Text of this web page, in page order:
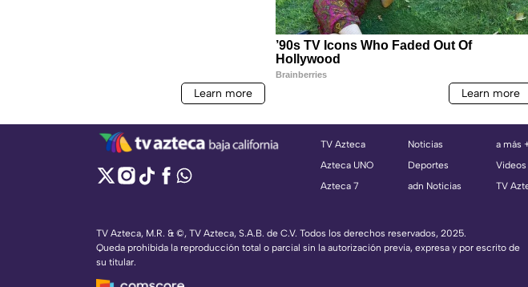
TV Azteca
Azteca UNO
Azteca 7
Noticias
Deportes
adn Noticias
a más
Videos
TV
TV Azteca, M.R. & ©, TV Azteca, S.A.B. de C.V. Todos los derechos reservados, 2025.
Queda prohibida la reproducción total o parcial sin la autorización previa, expresa y por escrito de
su titular.